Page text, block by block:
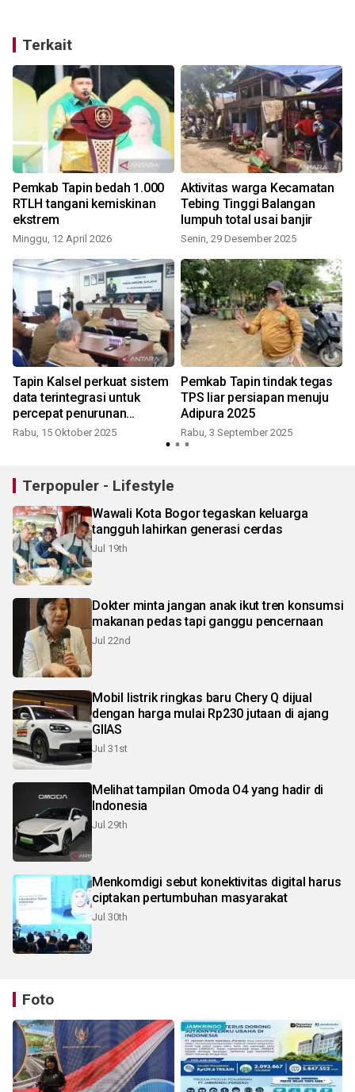
Terkait
Pemkab Tapin bedah 1.000
RTLH tangani kemiskinan
ekstrem
Minggu, 12 April 2026
Aktivitas warga Kecamatan
Tebing Tinggi Balangan
lumpuh total usai banjir
Senin, 29 Desember 2025
Tapin Kalsel perkuat sistem
data terintegrasi untuk
percepat penurunan
stunting
Rabu, 15 Oktober 2025
Pemkab Tapin tindak tegas
TPS liar persiapan menuju
Adipura 2025
Rabu, 3 September 2025
Terpopuler - Lifestyle
Wawali Kota Bogor tegaskan keluarga
tangguh lahirkan generasi cerdas
Jul 19th
Dokter minta jangan anak ikut tren konsumsi
makanan pedas tapi ganggu pencernaan
Jul 22nd
Mobil listrik ringkas baru Chery Q dijual
dengan harga mulai Rp230 jutaan di ajang
GIIAS
Jul 31st
Melihat tampilan Omoda O4 yang hadir di
Indonesia
Jul 29th
Menkomdigi sebut konektivitas digital harus
ciptakan pertumbuhan masyarakat
Jul 30th
Foto